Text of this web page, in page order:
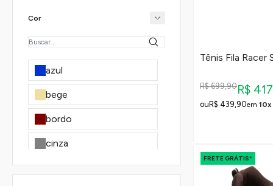
Cor
azul
bege
bordo
cinza
coral
Tênis Fila Racer
R$ 699,90R$
R$ 439,90em 10x
FRETE GRÁTIS*